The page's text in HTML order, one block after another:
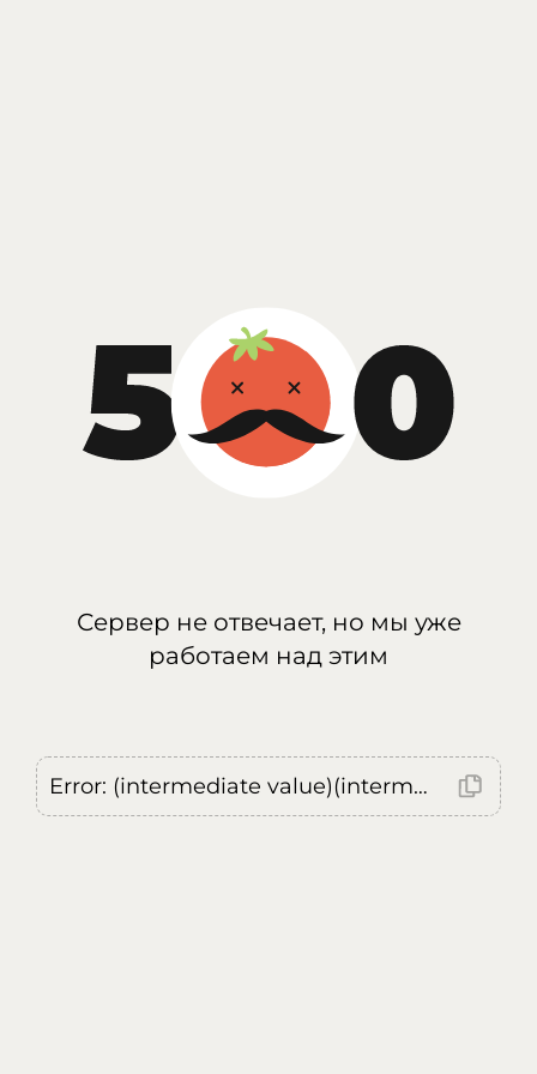
Сервер не отвечает, но мы уже
работаем над этим
Error: (intermediate value)(intermediate value)(intermediate value).replaceAll is not a function